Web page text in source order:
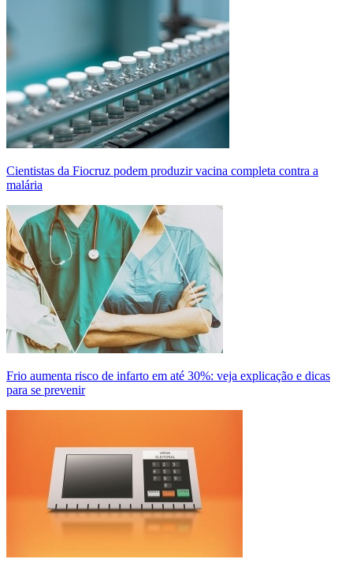
Cientistas da Fiocruz podem produzir vacina completa contra a
malária
Frio aumenta risco de infarto em até 30%: veja explicação e dicas
para se prevenir